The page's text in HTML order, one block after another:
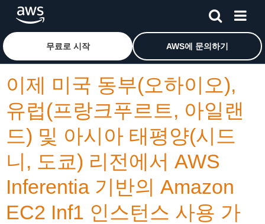
메인 콘텐츠로 건너뛰기Amazon Web Services 홈 페이지로 돌아가려면 여기를 클
무료로 시작 AWS에 문의하기
이제 미국 동부(오하이오),
유럽(프랑크푸르트, 아일랜
드) 및 아시아 태평양(시드
니, 도쿄) 리전에서 AWS
Inferentia 기반의 Amazon
EC2 Inf1 인스턴스 사용 가